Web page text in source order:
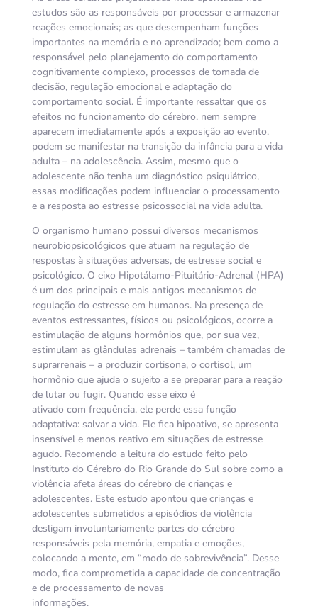
estudos são as responsáveis por processar e armazenar
reações emocionais; as que desempenham funções
importantes na memória e no aprendizado; bem como a
responsável pelo planejamento do comportamento
cognitivamente complexo, processos de tomada de
decisão, regulação emocional e adaptação do
comportamento social. É importante ressaltar que os
efeitos no funcionamento do cérebro, nem sempre
aparecem imediatamente após a exposição ao evento,
podem se manifestar na transição da infância para a vida
adulta – na adolescência. Assim, mesmo que o
adolescente não tenha um diagnóstico psiquiátrico,
essas modificações podem influenciar o processamento
e a resposta ao estresse psicossocial na vida adulta.
O organismo humano possui diversos mecanismos
neurobiopsicológicos que atuam na regulação de
respostas à situações adversas, de estresse social e
psicológico. O eixo Hipotálamo-Pituitário-Adrenal (HPA)
é um dos principais e mais antigos mecanismos de
regulação do estresse em humanos. Na presença de
eventos estressantes, físicos ou psicológicos, ocorre a
estimulação de alguns hormônios que, por sua vez,
estimulam as glândulas adrenais – também chamadas de
suprarrenais – a produzir cortisona, o cortisol, um
hormônio que ajuda o sujeito a se preparar para a reação
de lutar ou fugir. Quando esse eixo é
ativado com frequência, ele perde essa função
adaptativa: salvar a vida. Ele fica hipoativo, se apresenta
insensível e menos reativo em situações de estresse
agudo. Recomendo a leitura do estudo feito pelo
Instituto do Cérebro do Rio Grande do Sul sobre como a
violência afeta áreas do cérebro de crianças e
adolescentes. Este estudo apontou que crianças e
adolescentes submetidos a episódios de violência
desligam involuntariamente partes do cérebro
responsáveis pela memória, empatia e emoções,
colocando a mente, em “modo de sobrevivência”. Desse
modo, fica comprometida a capacidade de concentração
e de processamento de novas
informações.